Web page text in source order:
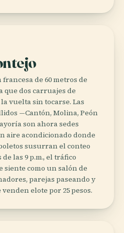
de 60 metros de
que dos carruajes de
vuelta sin tocarse. Las
—Cantón, Molina, Peón
son ahora sedes
aire acondicionado donde
susurran el conteo
las 9 p.m., el tráfico
siente como un salón de
parejas paseando y
elote por 25 pesos.